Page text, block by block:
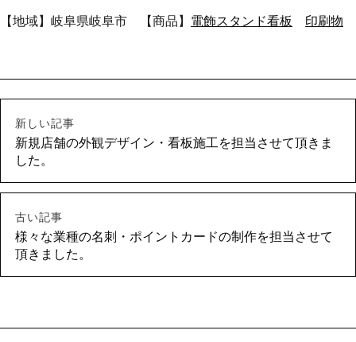
【地域】岐阜県岐阜市 【商品】 電飾スタンド看板 印刷物
新しい記事
新規店舗の外観デザイン・看板施工を担当させて頂きま
した。
古い記事
様々な業種の名刺・ポイントカードの制作を担当させて
頂きました。